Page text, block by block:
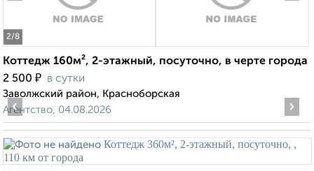
2/8
Коттедж 160м², 2-этажный, посуточно, в черте города
2 500 ₽ в сутки
Заволжский район, Красноборская
Агентство, 04.08.2026
‹ ›